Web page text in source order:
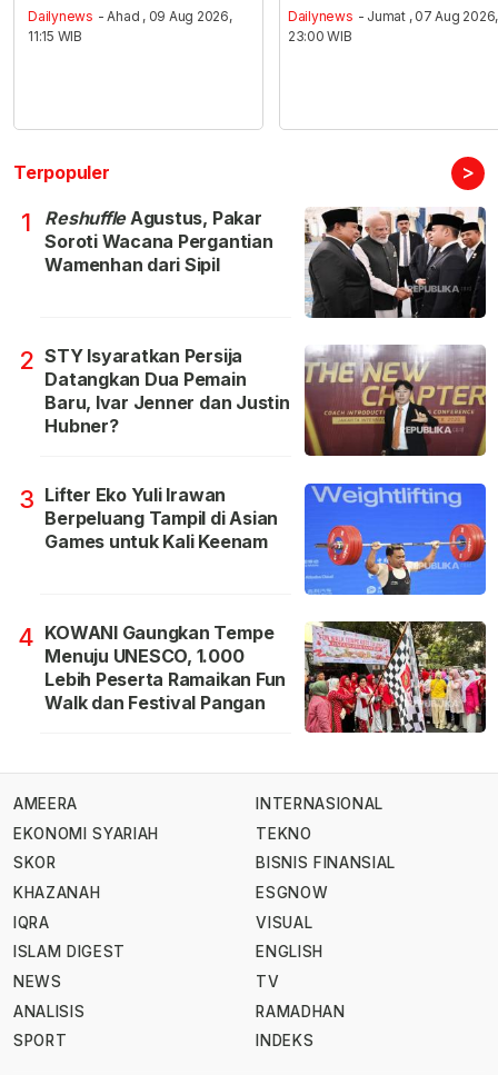
Dailynews - Ahad , 09 Aug 2026,
11:15 WIB
Dailynews - Jumat , 07 Aug 2026,
23:00 WIB
Terpopuler >
1 ReshuffleAgustus, Pakar
Soroti Wacana Pergantian
Wamenhan dari Sipil
2 STY Isyaratkan Persija
Datangkan Dua Pemain
Baru, Ivar Jenner dan Justin
Hubner?
3 Lifter Eko Yuli Irawan
Berpeluang Tampil di Asian
Games untuk Kali Keenam
4 KOWANI Gaungkan Tempe
Menuju UNESCO, 1.000
Lebih Peserta Ramaikan Fun
Walk dan Festival Pangan
AMEERA
EKONOMI SYARIAH
SKOR
KHAZANAH
IQRA
ISLAM DIGEST
NEWS
ANALISIS
SPORT
INTERNASIONAL
TEKNO
BISNIS FINANSIAL
ESGNOW
VISUAL
ENGLISH
TV
RAMADHAN
INDEKS